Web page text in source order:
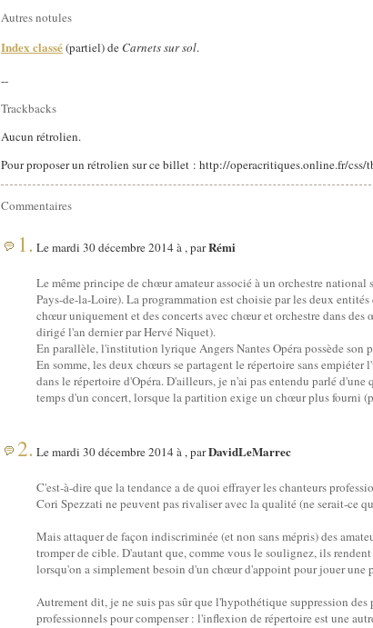
Autres notules
Index classé(partiel) de Carnets sur sol.
--
Trackbacks
Aucun rétrolien.
Pour proposer un rétrolien sur ce billet : http://operacritiques.online.fr/css/
Commentaires
1. Le mardi 30 décembre 2014 à , parRémi
Le même principe de chœur amateur associé à un orchestre
Pays-de-la-Loire). La programmation est choisie par les deux
chœur uniquement et des concerts avec chœur et orchestre dans
dirigé l'an dernier par Hervé Niquet).
En parallèle, l'institution lyrique Angers Nantes Opéra possède son
En somme, les deux chœurs se partagent le répertoire sans
dans le répertoire d'Opéra. D'ailleurs, je n'ai pas entendu parlé
temps d'un concert, lorsque la partition exige un chœur plus fourni
2. Le mardi 30 décembre 2014 à , parDavidLeMarrec
C'est-à-dire que la tendance a de quoi effrayer les chanteurs
Cori Spezzati ne peuvent pas rivaliser avec la qualité (ne serait-ce
Mais attaquer de façon indiscriminée (et non sans mépris) des
tromper de cible. D'autant que, comme vous le soulignez, ils
lorsqu'on a simplement besoin d'un chœur d'appoint pour jouer une
Autrement dit, je ne suis pas sûr que l'hypothétique suppression
professionnels pour compenser : l'inflexion de répertoire est une